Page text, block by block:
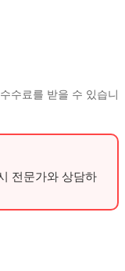
수료를 받을 수 있습니
전문가와 상담하